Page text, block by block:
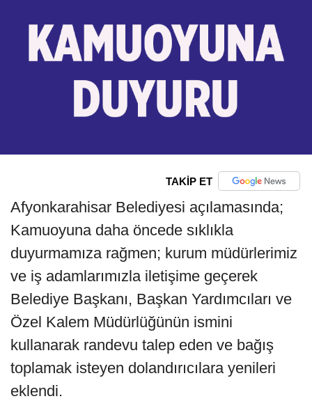
TAKİP ET
Afyonkarahisar Belediyesi açılamasında;
Kamuoyuna daha öncede sıklıkla
duyurmamıza rağmen; kurum müdürlerimiz
ve iş adamlarımızla iletişime geçerek
Belediye Başkanı, Başkan Yardımcıları ve
Özel Kalem Müdürlüğünün ismini
kullanarak randevu talep eden ve bağış
toplamak isteyen dolandırıcılara yenileri
eklendi.